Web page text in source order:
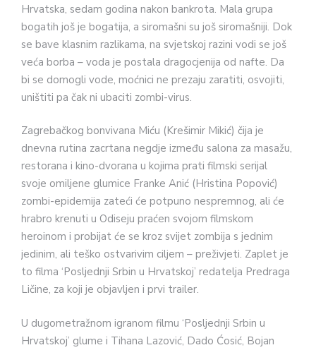
Hrvatska, sedam godina nakon bankrota. Mala grupa
bogatih još je bogatija, a siromašni su još siromašniji. Dok
se bave klasnim razlikama, na svjetskoj razini vodi se još
veća borba – voda je postala dragocjenija od nafte. Da
bi se domogli vode, moćnici ne prezaju zaratiti, osvojiti,
uništiti pa čak ni ubaciti zombi-virus.
Zagrebačkog bonvivana Miću (Krešimir Mikić) čija je
dnevna rutina zacrtana negdje između salona za masažu,
restorana i kino-dvorana u kojima prati filmski serijal
svoje omiljene glumice Franke Anić (Hristina Popović)
zombi-epidemija zateći će potpuno nespremnog, ali će
hrabro krenuti u Odiseju praćen svojom filmskom
heroinom i probijat će se kroz svijet zombija s jednim
jedinim, ali teško ostvarivim ciljem – preživjeti. Zaplet je
to filma ‘Posljednji Srbin u Hrvatskoj’ redatelja Predraga
Ličine, za koji je objavljen i prvi trailer.
U dugometražnom igranom filmu ‘Posljednji Srbin u
Hrvatskoj’ glume i Tihana Lazović, Dado Ćosić, Bojan